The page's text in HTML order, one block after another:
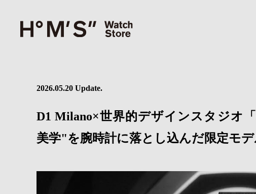
2026.05.20 Update.
D1 Milano×世界的デザインスタジオ
美学"を腕時計に落とし込んだ限定モ